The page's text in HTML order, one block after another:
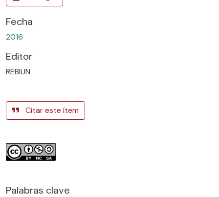
Fecha
2016
Editor
REBIUN
Citar este ítem
Palabras clave